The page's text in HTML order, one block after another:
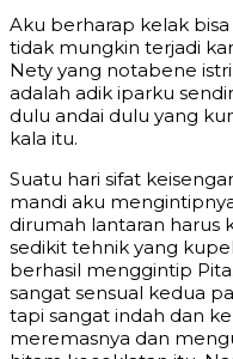
Aku berharap kelak
tidak mungkin terjadi
Nety yang notabene
adalah adik iparku
dulu andai dulu yang
kala itu.
Suatu hari sifat
mandi aku
dirumah lantaran harus
sedikit tehnik yang
berhasil menggintip
sangat sensual kedua
tapi sangat indah dan
meremasnya dan